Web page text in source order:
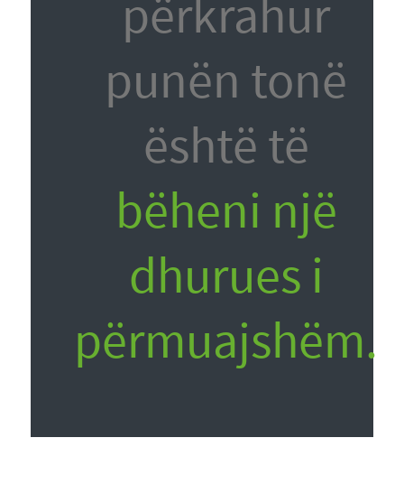
përkrahur
punën tonë
është të
bëheni një
dhurues i
përmuajshëm.